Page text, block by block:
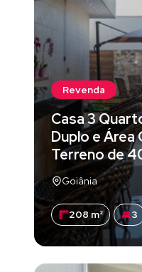
Revenda
Casa 3
Duplo e
Terreno de
Goiânia
208 m² 3